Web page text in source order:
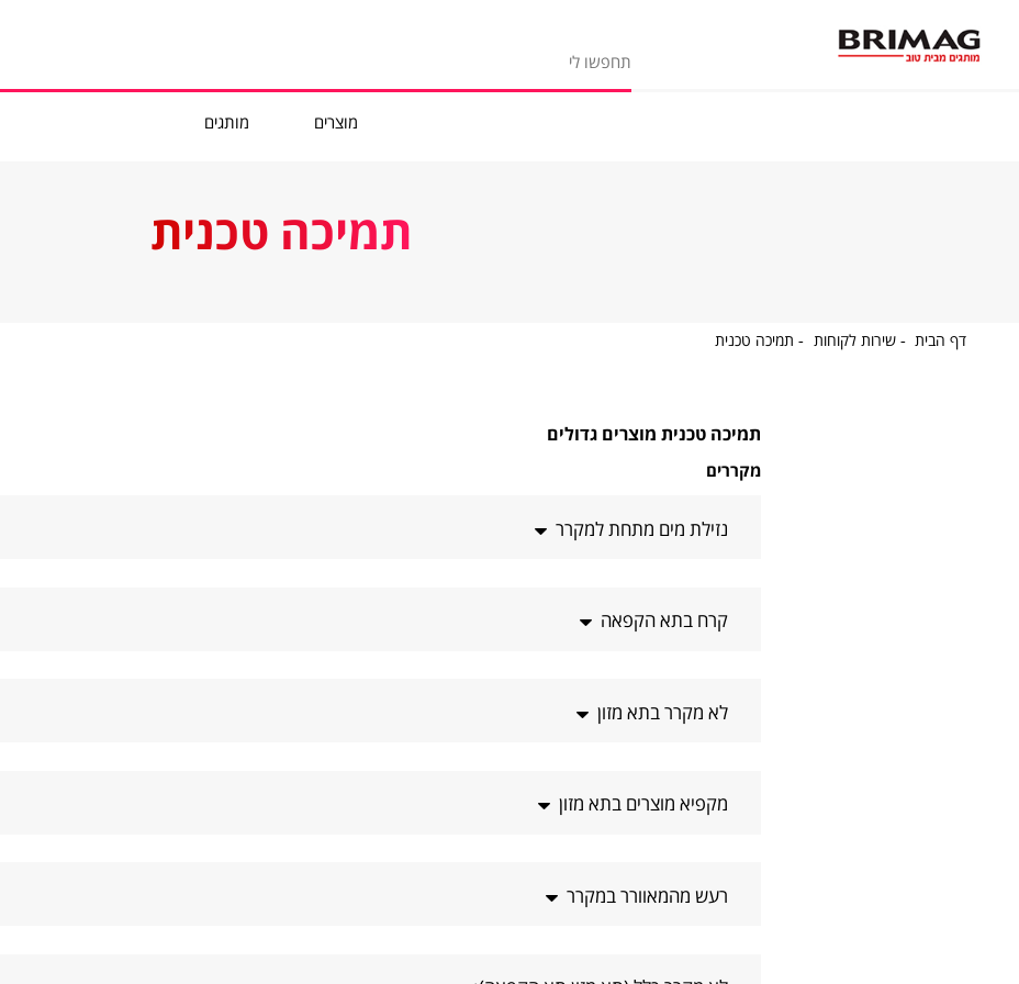
מוצרים מותגים
תמיכה טכנית
דף הבית דףשירות לקוחות שירות
תמיכה טכנית
תמיכה טכנית מוצרים גדולים
מקררים
נזילת מים מתחת למקרר
קרח בתא הקפאה
לא מקרר בתא מזון
מקפיא מוצרים בתא מזון
רעש מהמאוורר במקרר